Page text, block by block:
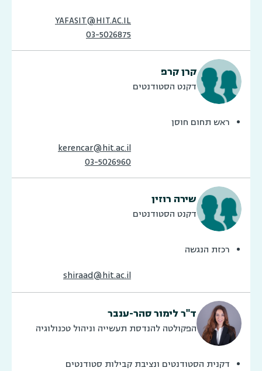
YAFASIT@HIT.AC.IL
03-5026875
קרן קרפ
דקנט הסטודנטים
ראש תחום חוסן
kerencar@hit.ac.il
03-5026960
שירה רוזין
דקנט הסטודנטים
רכזת הנגשה
shiraad@hit.ac.il
ד"ר לימור סהר-ענבר
הפקולטה להנדסת תעשייה וניהול טכנולוגיה
דקנית הסטודנטים ונציבת קבילות סטודנטים